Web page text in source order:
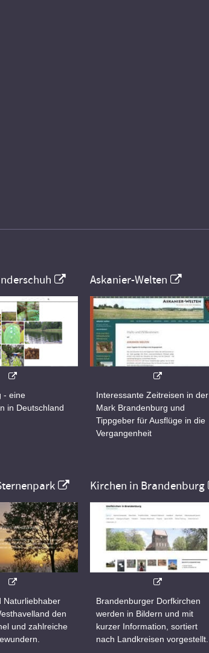
- eine
in Deutschland
Askanier-Welten
Interessante Zeitreisen in der
Mark Brandenburg und
Tippgeber für Ausflüge in die
Vergangenheit
Naturliebhaber
den
und zahlreiche
Kirchen in Brandenburg
Brandenburger Dorfkirchen
werden in Bildern und mit
kurzer Information, sortiert
nach Landkreisen vorgestellt.